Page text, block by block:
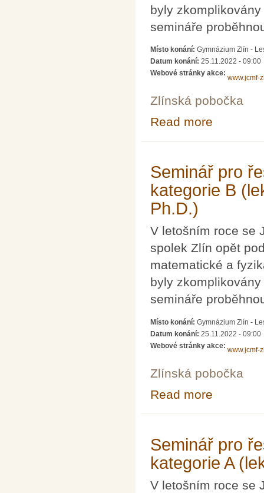
byly
semináře
Místo konání: Gymnázium Zlín -
Datum konání: 25.11.2022 - 09:00
Webové stránky akce:
www.jcmf-
Zlínská pobočka
Read more
Seminář pro
kategorie B
Ph.D.)
V letošním roce se
spolek Zlín opět
matematické a
byly
semináře
Místo konání: Gymnázium Zlín -
Datum konání: 25.11.2022 - 09:00
Webové stránky akce:
www.jcmf-
Zlínská pobočka
Read more
Seminář pro
kategorie A
V letošním roce se